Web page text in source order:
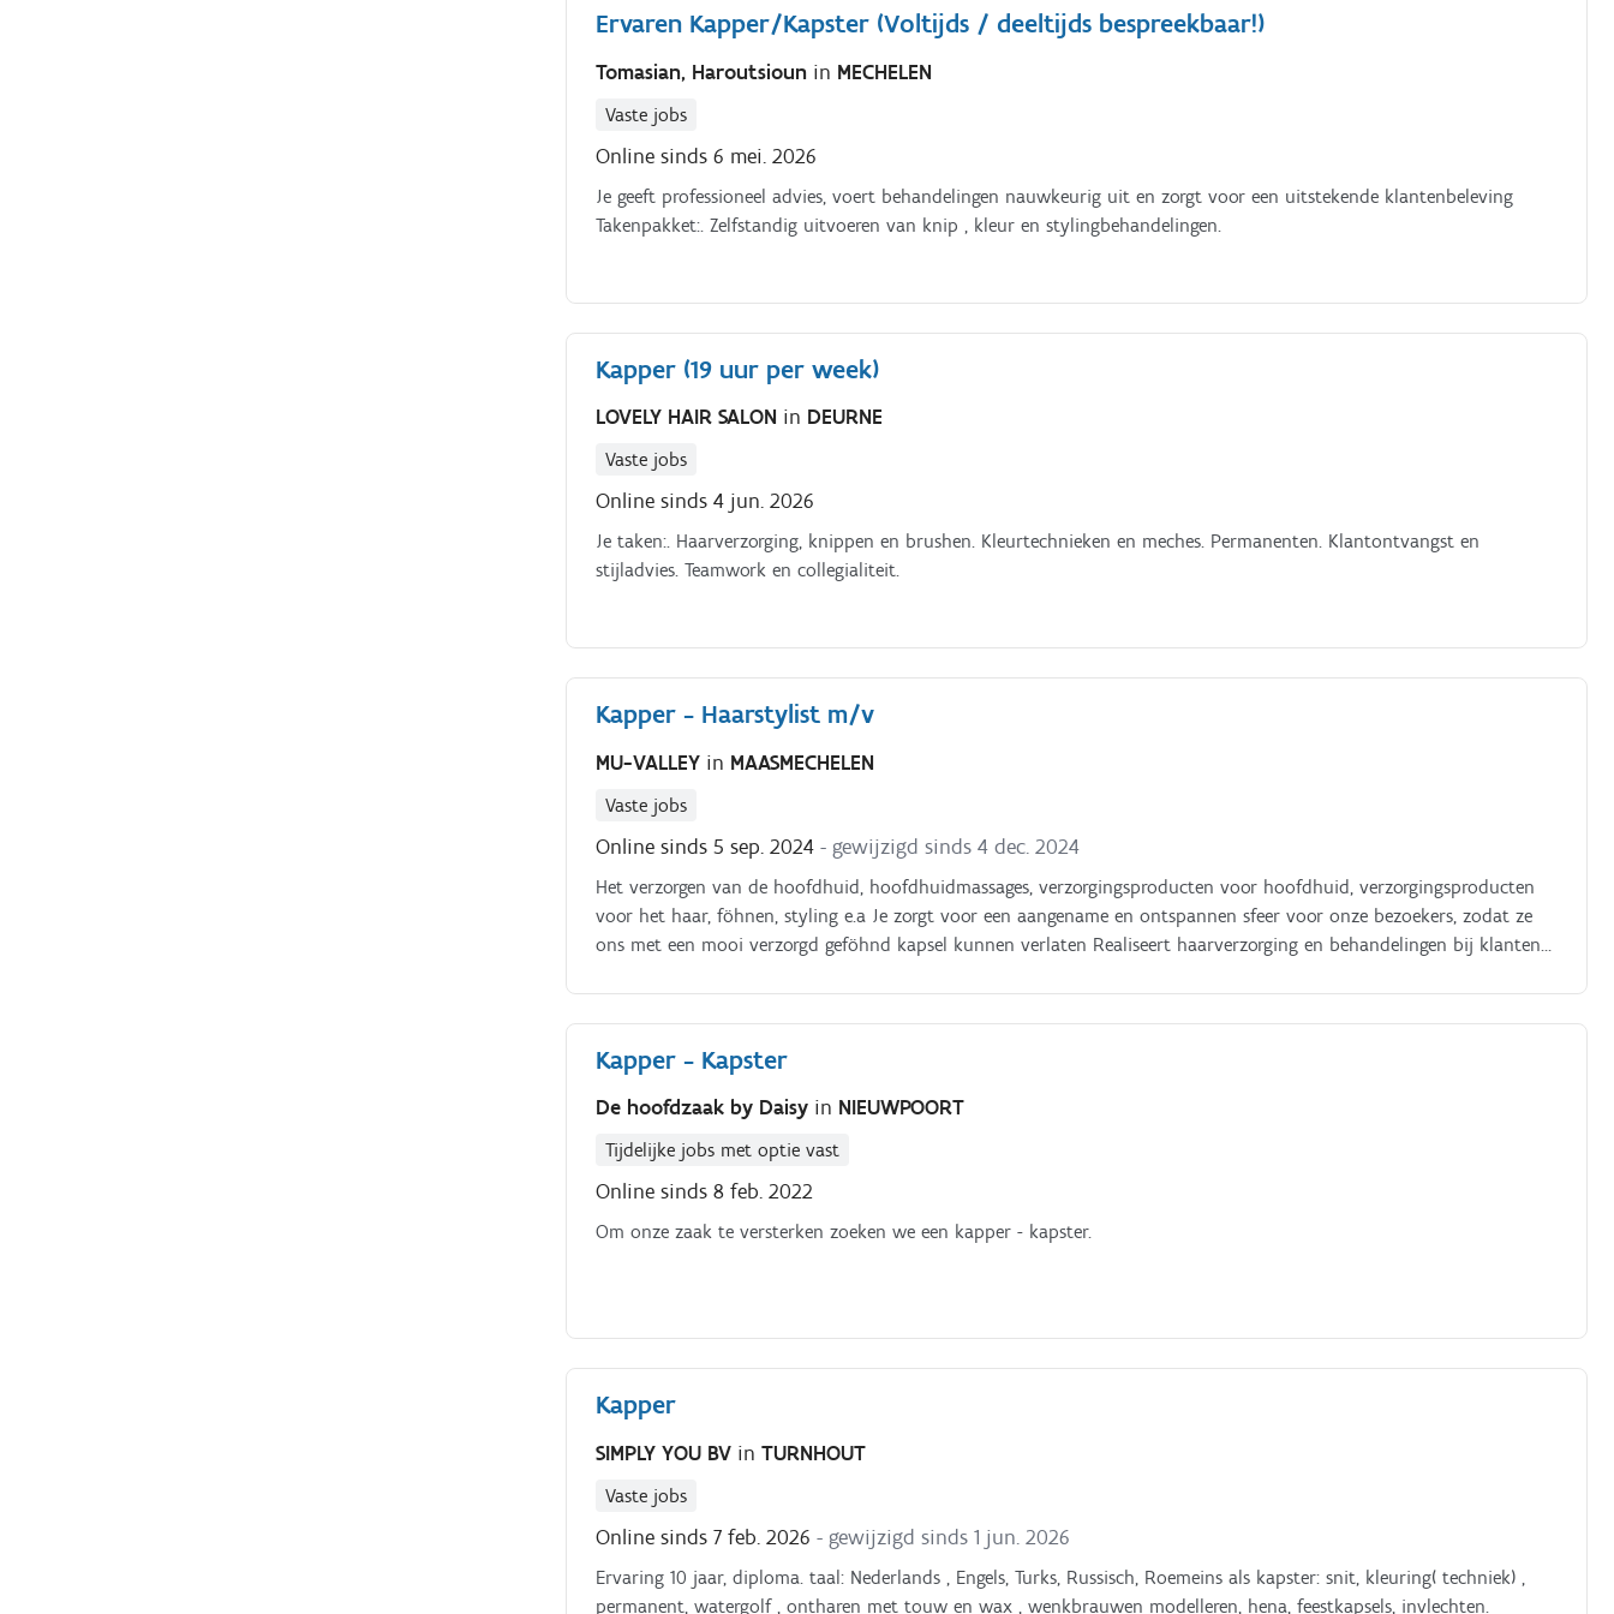
Ervaren Kapper/Kapster (Voltijds / deeltijds bespreekbaar!)
Tomasian, Haroutsioun in MECHELEN
Vaste jobs
Online sinds 6 mei. 2026
Je geeft professioneel advies, voert behandelingen nauwkeurig uit en zorgt voor een uitstekende klantenbeleving
Takenpakket:. Zelfstandig uitvoeren van knip , kleur en stylingbehandelingen.
Kapper (19 uur per week)
LOVELY HAIR SALON in DEURNE
Vaste jobs
Online sinds 4 jun. 2026
Je taken:. Haarverzorging, knippen en brushen. Kleurtechnieken en meches. Permanenten. Klantontvangst en
stijladvies. Teamwork en collegialiteit.
Kapper - Haarstylist m/v
MU-VALLEY in MAASMECHELEN
Vaste jobs
Online sinds 5 sep. 2024 - gewijzigd sinds 4 dec. 2024
Het verzorgen van de hoofdhuid, hoofdhuidmassages, verzorgingsproducten voor hoofdhuid, verzorgingsproducten
voor het haar, föhnen, styling e.a Je zorgt voor een aangename en ontspannen sfeer voor onze bezoekers, zodat ze
ons met een mooi verzorgd geföhnd kapsel kunnen verlaten Realiseert haarverzorging en behandelingen bij klanten
Kapper - Kapster
De hoofdzaak by Daisy in NIEUWPOORT
Tijdelijke jobs met optie vast
Online sinds 8 feb. 2022
Om onze zaak te versterken zoeken we een kapper - kapster.
Kapper
SIMPLY YOU BV inTURNHOUT
Vaste jobs
Online sinds 7 feb. 2026 - gewijzigd sinds 1 jun. 2026
Ervaring 10 jaar, diploma. taal: Nederlands , Engels, Turks, Russisch, Roemeins als kapster: snit, kleuring( techniek) ,
permanent, watergolf , ontharen met touw en wax , wenkbrauwen modelleren, hena, feestkapsels, invlechten.